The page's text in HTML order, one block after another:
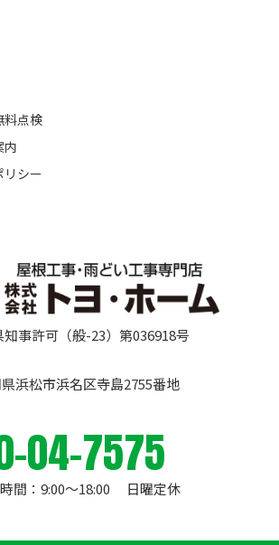
知事許可（般-23）第036918号
浜松市浜名区寺島2755番地
04-7575
間：9:00〜18:00 日曜定休
料点検
内
リシー